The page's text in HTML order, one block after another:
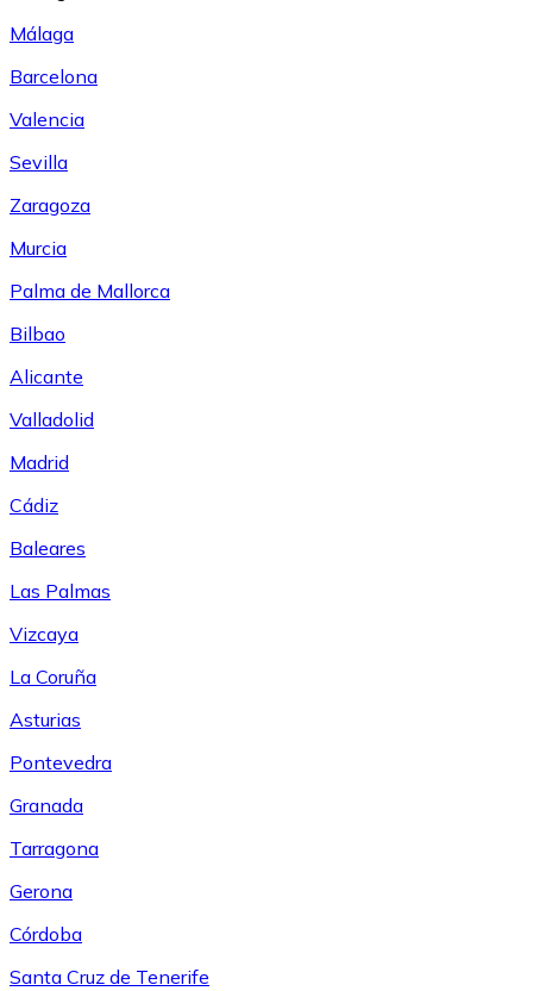
Málaga
Barcelona
Valencia
Sevilla
Zaragoza
Murcia
Palma de Mallorca
Bilbao
Alicante
Valladolid
Madrid
Cádiz
Baleares
Las Palmas
Vizcaya
La Coruña
Asturias
Pontevedra
Granada
Tarragona
Gerona
Córdoba
Santa Cruz de Tenerife